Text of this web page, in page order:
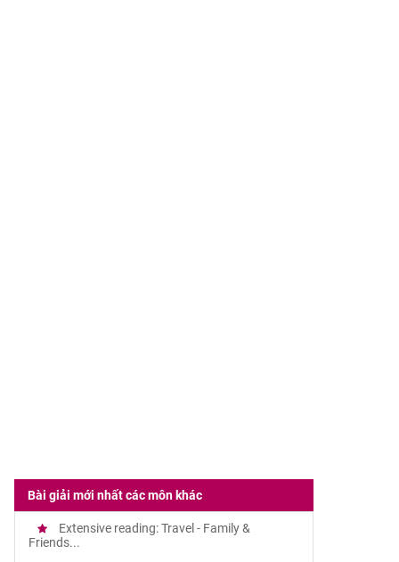
Bài giải mới nhất các môn khác
Extensive reading: Travel - Family &
Friends...